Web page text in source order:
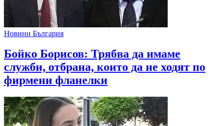
Новини България
Бойко Борисов: Трябва да имаме
служби, отбрана, които да не ходят по
фирмени фланелки